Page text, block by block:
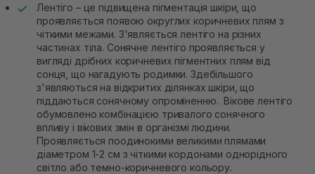
Лентіго – це підвищена пігментація шкіри, що
проявляється появою округлих коричневих плям з
чіткими межами. З'являється лентіго на різних
частинах тіла. Сонячне лентіго проявляється у
вигляді дрібних коричневих пігментних плям від
сонця, що нагадують родимки. Здебільшого
з'являються на відкритих ділянках шкіри, що
піддаються сонячному опроміненню. Вікове лентіго
обумовлено комбінацією тривалого сонячного
впливу і вікових змін в організмі людини.
Проявляється поодинокими великими плямами
діаметром 1-2 см з чіткими кордонами однорідного
світло або темно-коричневого кольору.